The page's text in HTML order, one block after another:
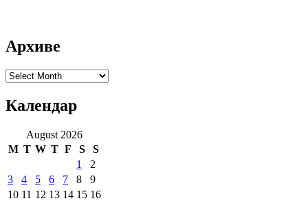
Архиве
Архиве
Календар
August 2026
M T W T F S
S
1
2
3
4 5 6 7 8
9
10 11 12 13 14 15 16